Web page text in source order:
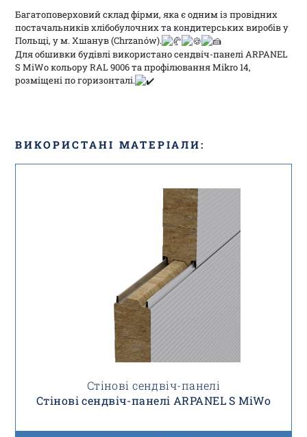
Багатоповерховий склад фірми, яка є одним із провідних
постачальників хлібобулочних та кондитерських виробів у
Польщі, у м. Хшанув (Chrzanów).
Для обшивки будівлі використано сендвіч-панелі ARPANEL
S MiWo кольору RAL 9006 та профілювання Mikro 14,
розміщені по горизонталі.
ВИКОРИСТАНІ МАТЕРІАЛИ:
Стінові сендвіч-панелі
Стінові сендвіч-панелі ARPANEL S MiWo